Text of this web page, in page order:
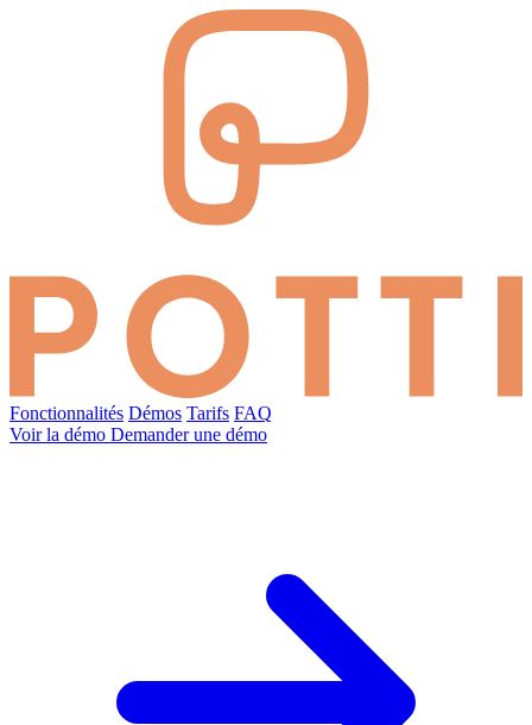
Fonctionnalités Démos Tarifs FAQ
Voir la démo Demander une démo